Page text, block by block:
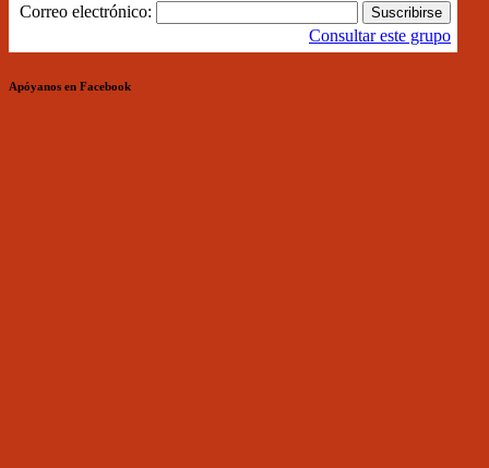
Correo electrónico:
Consultar este grupo
Apóyanos en Facebook